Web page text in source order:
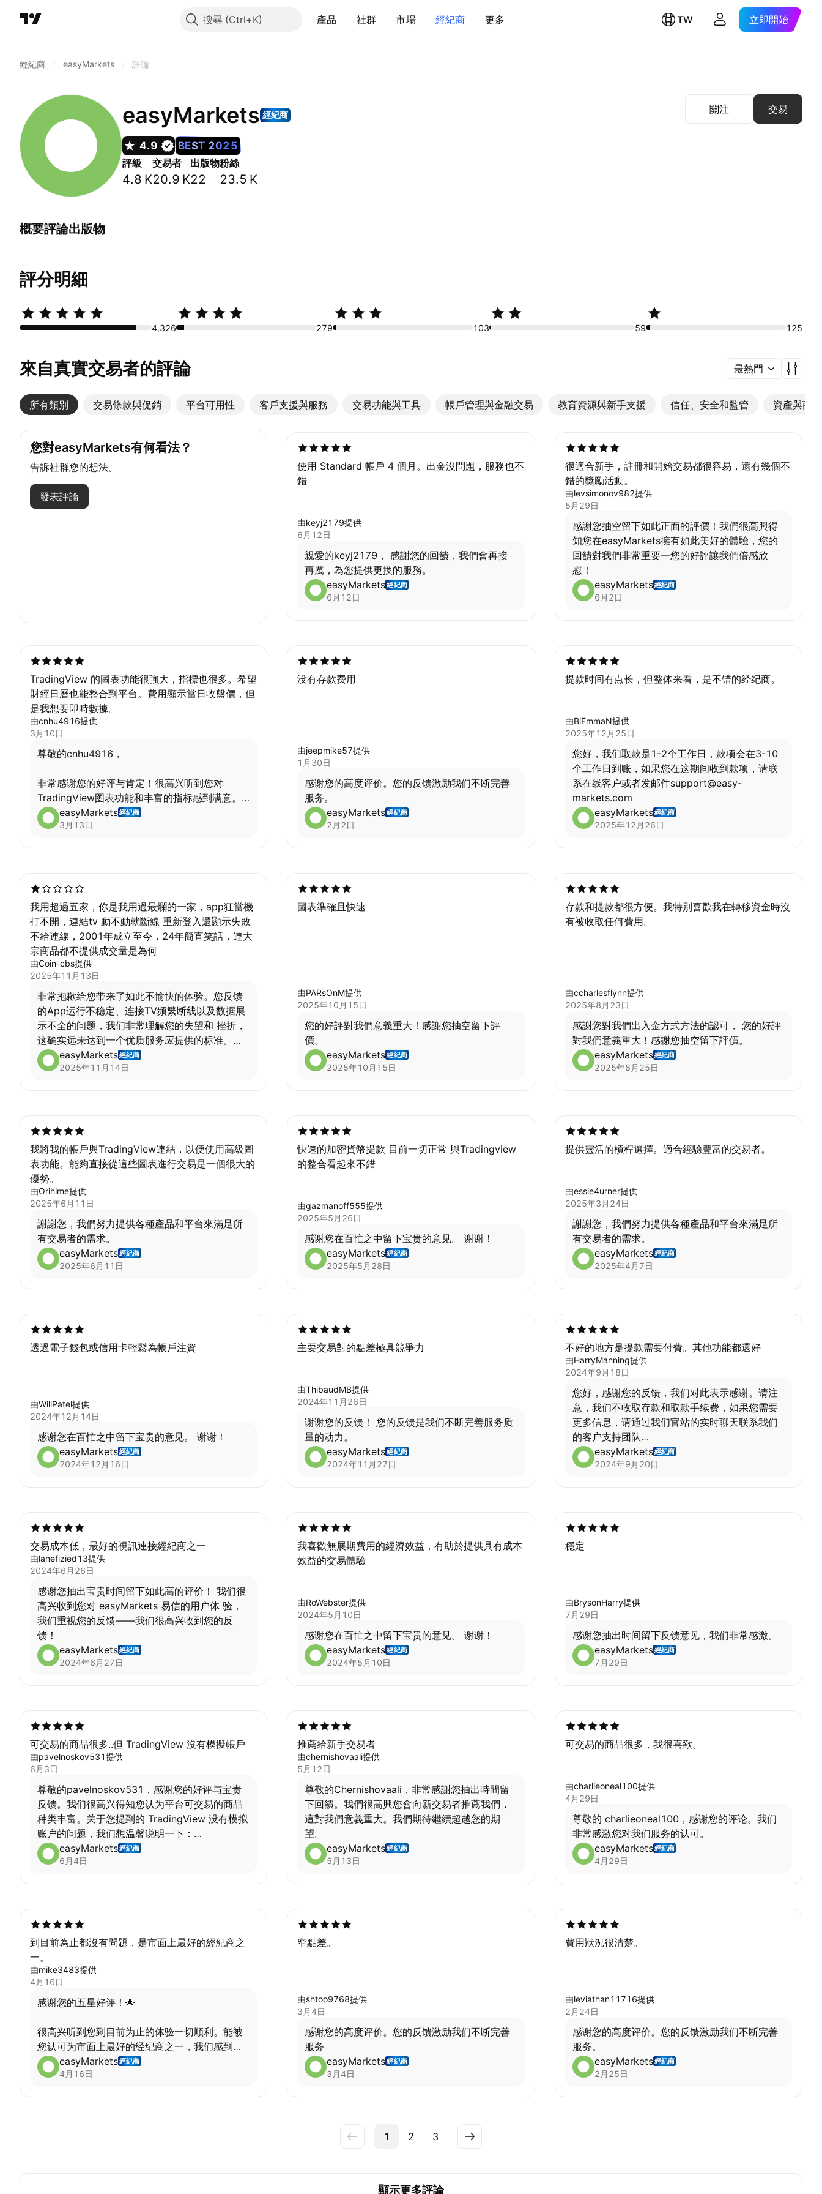
搜尋 產品 社群 市場 經紀商 更多 TW 立即開始
經紀商 easyMarkets 評論
easyMarkets 經紀商
4.9
BEST 2025
評級
4.8 K
交易者
20.9 K
出版物
22
粉絲
23.5 K
交易
關注
概要評論出版物
評分明細
125
59
103
279
4,326
來自真實交易者的評論 最熱門
所有類別 交易條款與促銷 平台可用性 客戶支援與服務 交易功能與工具 帳戶管理與金融交易 教育資源與新手支援 信任、安全和監管 資產與商
更多
您對easyMarkets有何看法？
告訴社群您的想法。
發表評論
使用 Standard 帳戶 4 個月。出金沒問題，服務也不
錯
由keyj2179提供
6月12日
親愛的keyj2179， 感謝您的回饋，我們會再接
再厲，為您提供更換的服務。
easyMarkets經紀商
6月12日
很適合新手，註冊和開始交易都很容易，還有幾個不
錯的獎勵活動。
由levsimonov982提供
5月29日
感謝您抽空留下如此正面的評價！我們很高興得
知您在easyMarkets擁有如此美好的體驗，您的
回饋對我們非常重要—您的好評讓我們倍感欣
慰！
easyMarkets經紀商
6月2日
TradingView 的圖表功能很強大，指標也很多。希望
財經日曆也能整合到平台。費用顯示當日收盤價，但
是我想要即時數據。
由cnhu4916提供
3月10日
尊敬的cnhu4916，
非常感谢您的好评与肯定！很高兴听到您对
TradingView图表功能和丰富的指标感到满意。
关于您提出的宝贵建议：
即时数据：目前我们提供多种数据订阅选项，其
中包含支持即时（实时）数据的方案。具体的开
通和设置方法，我们的专业团队可以为您提供详
细指引。
为了更好地协助您了解即时数据服务，请您通过
以下渠道联系我们：
在线咨询： easy-markets.com
邮件：support@easy-markets.com
easyMarkets經紀商
3月13日
没有存款费用
由jeepmike57提供
1月30日
感谢您的高度评价。您的反馈激励我们不断完善
服务。
easyMarkets經紀商
2月2日
提款时间有点长，但整体来看，是不错的经纪商。
由BiEmmaN提供
2025年12月25日
您好，我们取款是1-2个工作日，款项会在3-10
个工作日到账，如果您在这期间收到款项，请联
系在线客户或者发邮件support@easy-
markets.com
easyMarkets經紀商
2025年12月26日
我用超過五家，你是我用過最爛的一家，app狂當機
打不開，連結tv 動不動就斷線 重新登入還顯示失敗
不給連線，2001年成立至今，24年簡直笑話，連大
宗商品都不提供成交量是為何
由Coin-cbs提供
2025年11月13日
非常抱歉给您带来了如此不愉快的体验。您反馈
的App运行不稳定、连接TV频繁断线以及数据展
示不全的问题，我们非常理解您的失望和 挫折，
这确实远未达到一个优质服务应提供的标准。
您提到的每一个问题对我们都至关重要。为了能
也可以直接联系我们的在线客服或发送邮件至
support@easy-markets.com，我们会优先处理
您的情况。
easyMarkets經紀商
2025年11月14日
圖表準確且快速
由PARsOnM提供
2025年10月15日
您的好評對我們意義重大！感謝您抽空留下評
價。
easyMarkets經紀商
2025年10月15日
存款和提款都很方便。我特別喜歡我在轉移資金時沒
有被收取任何費用。
由ccharlesflynn提供
2025年8月23日
感謝您對我們出入金方式方法的認可， 您的好評
對我們意義重大！感謝您抽空留下評價。
easyMarkets經紀商
2025年8月25日
我將我的帳戶與TradingView連結，以便使用高級圖
表功能。能夠直接從這些圖表進行交易是一個很大的
優勢。
由Orihime提供
2025年6月11日
謝謝您，我們努力提供各種產品和平台來滿足所
有交易者的需求。
easyMarkets經紀商
2025年6月11日
快速的加密貨幣提款 目前一切正常 與Tradingview
的整合看起來不錯
由gazmanoff555提供
2025年5月26日
感谢您在百忙之中留下宝贵的意见。 谢谢！
easyMarkets經紀商
2025年5月28日
提供靈活的槓桿選擇。適合經驗豐富的交易者。
由essie4urner提供
2025年3月24日
謝謝您，我們努力提供各種產品和平台來滿足所
有交易者的需求。
easyMarkets經紀商
2025年4月7日
透過電子錢包或信用卡輕鬆為帳戶注資
由WillPatel提供
2024年12月14日
感谢您在百忙之中留下宝贵的意见。 谢谢！
easyMarkets經紀商
2024年12月16日
主要交易對的點差極具競爭力
由ThibaudMB提供
2024年11月26日
谢谢您的反馈！ 您的反馈是我们不断完善服务质
量的动力。
easyMarkets經紀商
2024年11月27日
不好的地方是提款需要付費。其他功能都還好
由HarryManning提供
2024年9月18日
您好，感谢您的反馈，我们对此表示感谢。请注
意，我们不收取存款和取款手续费，如果您需要
更多信息，请通过我们官站的实时聊天联系我们
的客户支持团队
easymarkets.com
easyMarkets經紀商
2024年9月20日
交易成本低，最好的視訊連接經紀商之一
由lanefizied13提供
2024年6月26日
感谢您抽出宝贵时间留下如此高的评价！ 我们很
高兴收到您对 easyMarkets 易信的用户体 验，
我们重视您的反馈——我们很高兴收到您的反
馈！
easyMarkets經紀商
2024年6月27日
我喜歡無展期費用的經濟效益，有助於提供具有成本
效益的交易體驗
由RoWebster提供
2024年5月10日
感谢您在百忙之中留下宝贵的意见。 谢谢！
easyMarkets經紀商
2024年5月10日
穩定
由BrysonHarry提供
7月29日
感谢您抽出时间留下反馈意见，我们非常感激。
easyMarkets經紀商
7月29日
可交易的商品很多..但 TradingView 沒有模擬帳戶
由pavelnoskov531提供
6月3日
尊敬的pavelnoskov531，感谢您的好评与宝贵
反馈。我们很高兴得知您认为平台可交易的商品
种类丰富。关于您提到的 TradingView 没有模拟
账户的问题，我们想温馨说明一下：
TradingView 作为第三方提供的交易平台，实际
上支持链接模拟账户进行使用。您可以将我们的
们，我们将乐意为您提供支持。再次感谢您的支
持与理解！
easyMarkets經紀商
6月4日
推薦給新手交易者
由chernishovaali提供
5月12日
尊敬的Chernishovaali，非常感謝您抽出時間留
下回饋。我們很高興您會向新交易者推薦我們，
這對我們意義重大。我們期待繼續超越您的期
望。
easyMarkets經紀商
5月13日
可交易的商品很多，我很喜歡。
由charlieoneal100提供
4月29日
尊敬的 charlieoneal100，感谢您的评论。我们
非常感激您对我们服务的认可。
easyMarkets經紀商
4月29日
到目前為止都沒有問題，是市面上最好的經紀商之
一。
由mike3483提供
4月16日
感谢您的五星好评！🌟
很高兴听到您到目前为止的体验一切顺利。能被
您认可为市面上最好的经纪商之一，我们感到非
常荣幸。easyMarkets經紀商
4月16日
窄點差。
由shtoo9768提供
3月4日
感谢您的高度评价。您的反馈激励我们不断完善
服务
easyMarkets經紀商
3月4日
費用狀況很清楚。
由leviathan11716提供
2月24日
感谢您的高度评价。您的反馈激励我们不断完善
服务。
easyMarkets經紀商
2月25日
1 2 3
顯示更多評論